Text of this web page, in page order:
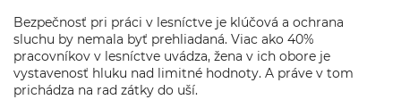
Bezpečnosť pri práci v lesníctve je klúčová a ochrana
sluchu by nemala byť prehliadaná. Viac ako 40%
pracovníkov v lesníctve uvádza, žena v ich obore je
vystavenosť hluku nad limitné hodnoty. A práve v tom
prichádza na rad zátky do uší.